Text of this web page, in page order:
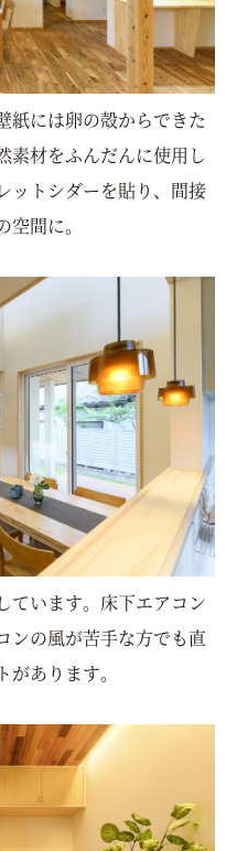
紙には卵の殻からできた
素材をふんだんに使用し
ットシダーを貼り、間接
間に。
ています。床下エアコン
ンの風が苦手な方でも直
あります。